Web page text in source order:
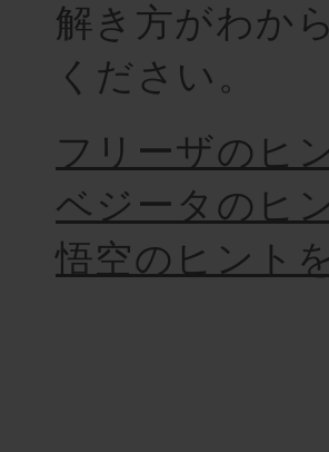
解き方がわか
ください。
フリーザのヒ
ベジータのヒ
悟空のヒント